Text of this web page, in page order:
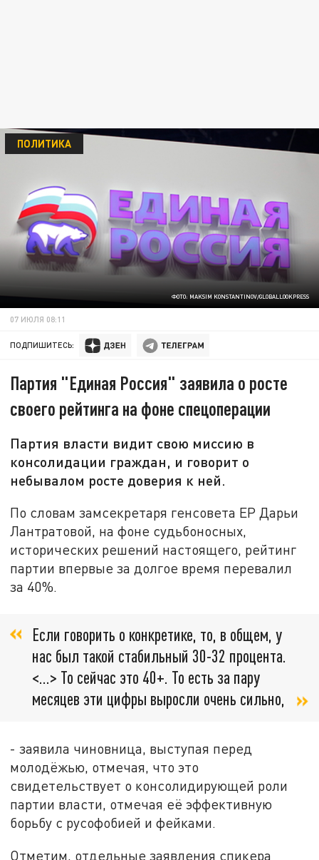
ФОТО: MAKSIM KONSTANTINOV/GLOBALLOOKPRESS
ПОЛИТИКА
07 ИЮЛЯ 08:11
ПОДПИШИТЕСЬ:
Партия "Единая Россия" заявила о росте
своего рейтинга на фоне спецоперации
Партия власти видит свою миссию в
консолидации граждан, и говорит о
небывалом росте доверия к ней.
По словам замсекретаря генсовета ЕР Дарьи
Лантратовой, на фоне судьбоносных,
исторических решений настоящего, рейтинг
партии впервые за долгое время перевалил
за 40%.
Если говорить о конкретике, то, в общем, у
нас был такой стабильный 30-32 процента.
<…> То сейчас это 40+. То есть за пару
месяцев эти цифры выросли очень сильно,
- заявила чиновница, выступая перед
молодёжью, отмечая, что это
свидетельствует о консолидирующей роли
партии власти, отмечая её эффективную
борьбу с русофобией и фейками.
Отметим, отдельные заявления спикера